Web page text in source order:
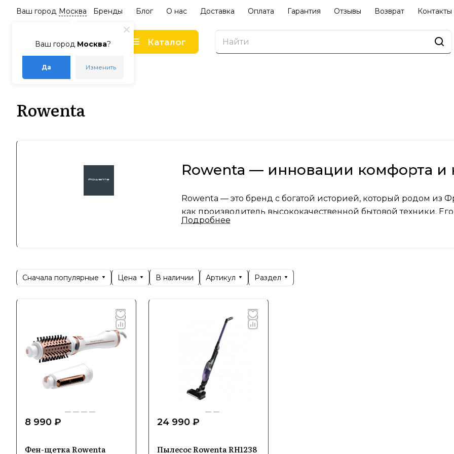
Ваш город Москва?
Да Изменить
Ваш город Москва Бренды Блог О нас Доставка Оплата Гарантия Отзывы Возврат Контакты
Каталог
Главная – Бренды
Rowenta
Rowenta — инновации комфорта и
Rowenta — это бренд с богатой историей, который родом из
как производитель высококачественной бытовой техники.
миру благодаря сочетанию функциональности и
решения для создания уюта и комфорта. Это техника, которая
Специализация и ключевые
Ассортимент продукции Rowenta охватывает широкий спектр
пылесосов и приборов для ухода за волосами. Все товары
условиях, обеспечивая надежность и удобство в
В основе успеха бренда лежат передовые технологии,
Подробнее
Сначала популярные Цена В наличии Артикул Раздел
8 990 ₽
Фен-щетка Rowenta
24 990 ₽
Пылесос Rowenta RH1238